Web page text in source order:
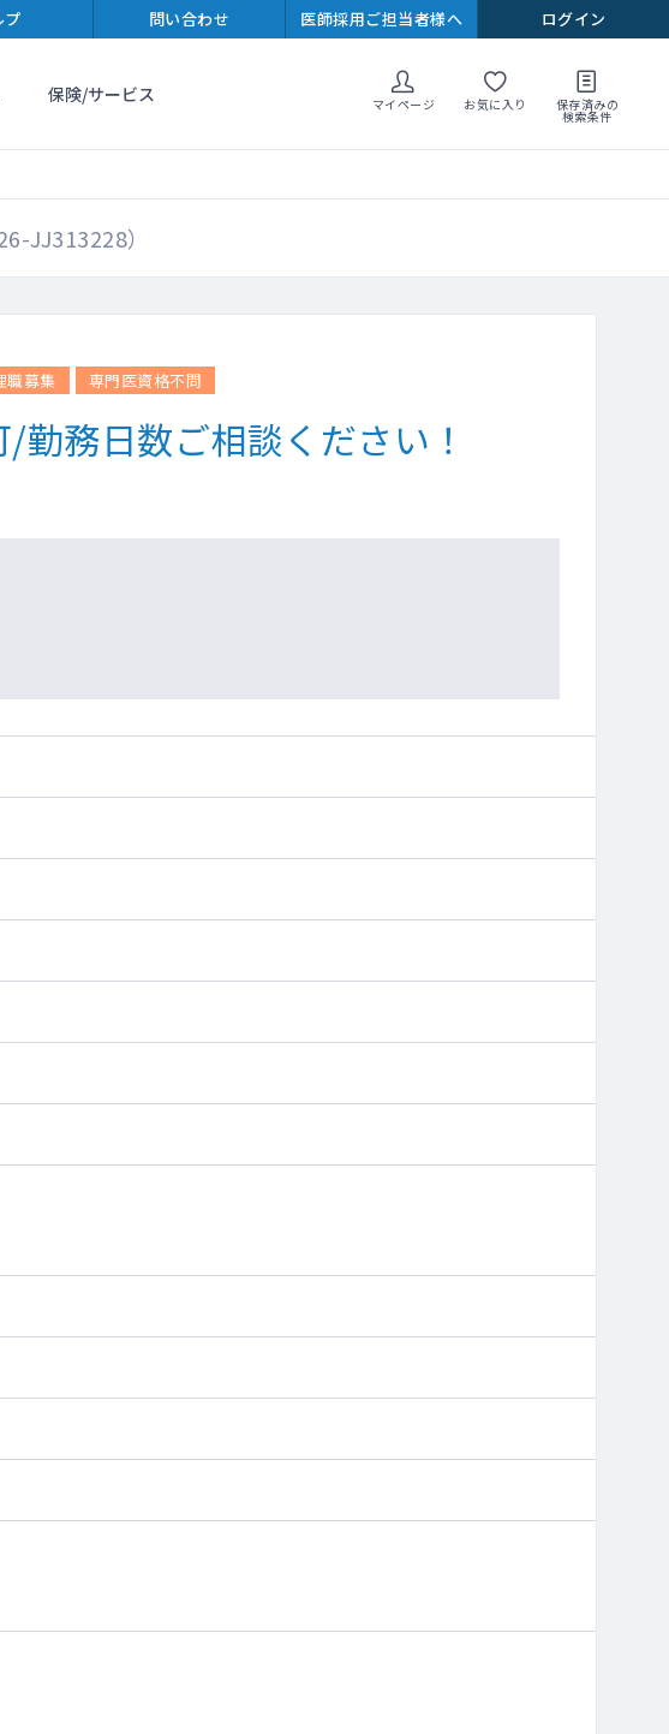
プ 問い合わせ 医師採用ご担当者様へ ログイン
保険/サービス マイページ お気に入り 保存済みの
検索条件
JJ313228）
職募集 専門医資格不問
務日数ご相談ください！